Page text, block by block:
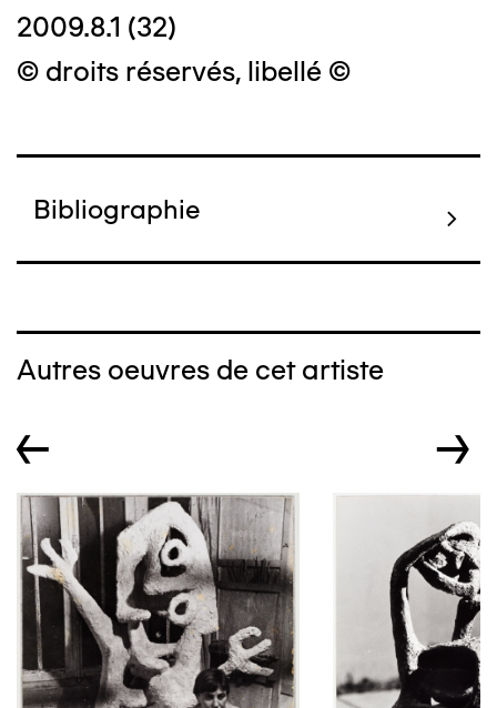
2009.8.1 (32)
© droits réservés, libellé ©
Bibliographie
Autres oeuvres de cet artiste
← →